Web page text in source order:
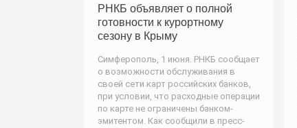
РНКБ объявляет о полной
готовности к курортному
сезону в Крыму
Симферополь, 1 июня. РНКБ сообщает
о возможности обслуживания в
своей сети карт российских банков,
при условии, что расходные операции
по карте не ограничены банком-
эмитентом. Как сообщили в пресс-